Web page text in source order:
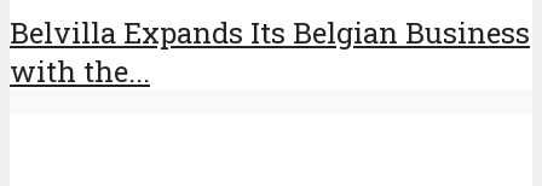
Belvilla Expands Its Belgian Business
with the...